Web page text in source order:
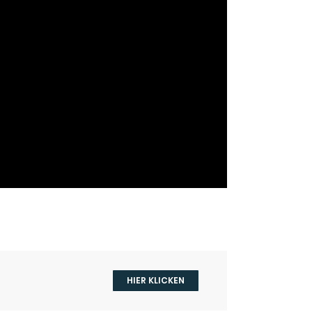
HIER KLICKEN